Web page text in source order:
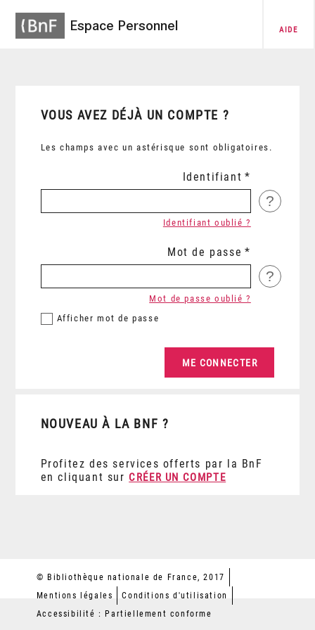
Espace Personnel AIDE
VOUS AVEZ DÉJÀ UN COMPTE ?
Les champs avec un astérisque sont obligatoires.
Identifiant
?
Identifiant oublié ?
Mot de passe
?
Afficher mot de passe
Mot de passe oublié ?
NOUVEAU À LA BNF ?
Profitez des services offerts par la BnF
en cliquant sur CRÉER UN COMPTE
© Bibliothèque nationale de France, 2017
Mentions légales
Conditions d'utilisation
Accessibilité : Partiellement conforme